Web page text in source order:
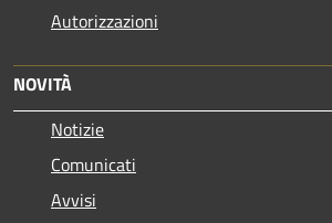
Autorizzazioni
NOVITÀ
Notizie
Comunicati
Avvisi